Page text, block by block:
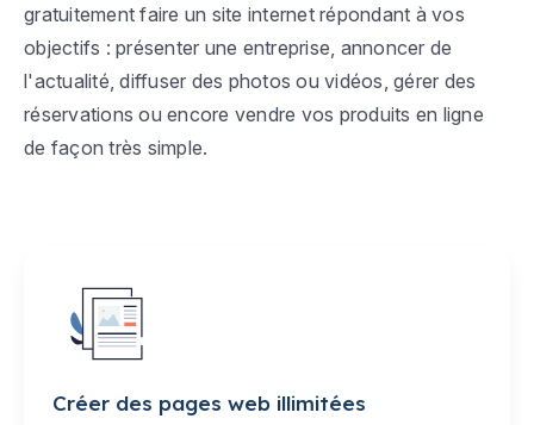
gratuitement faire un site internet répondant à vos
objectifs : présenter une entreprise, annoncer de
l'actualité, diffuser des photos ou vidéos, gérer des
réservations ou encore vendre vos produits en ligne
de façon très simple.
Créer des pages web illimitées